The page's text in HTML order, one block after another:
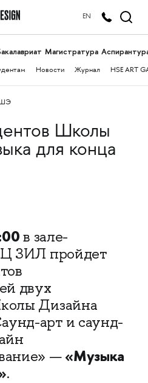
EN
Магистратура
Новости Журнал HSE ART
Школы
для конца
в зале-
ЗИЛ пройдет
двух
Дизайна
арт и саунд-
—«Музыка
.